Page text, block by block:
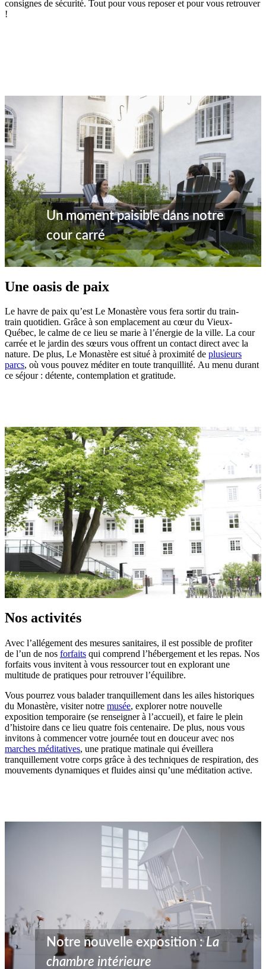
consignes de sécurité. Tout pour vous reposer et pour vous retrouver
!
Un moment paisible dans notre
cour carré
Une oasis de paix
Le havre de paix qu’est Le Monastère vous fera sortir du train-
train quotidien. Grâce à son emplacement au cœur du Vieux-
Québec, le calme de ce lieu se marie à l’énergie de la ville. La cour
carrée et le jardin des sœurs vous offrent un contact direct avec la
nature. De plus, Le Monastère est situé à proximité de plusieurs
parcs, où vous pouvez méditer en toute tranquillité. Au menu durant
ce séjour : détente, contemplation et gratitude.
Nos activités
Avec l’allégement des mesures sanitaires, il est possible de profiter
de l’un de nos forfaits qui comprend l’hébergement et les repas. Nos
forfaits vous invitent à vous ressourcer tout en explorant une
multitude de pratiques pour retrouver l’équilibre.
Vous pourrez vous balader tranquillement dans les ailes historiques
du Monastère, visiter notre musée, explorer notre nouvelle
exposition temporaire (se renseigner à l’accueil) et faire le plein
d’histoire dans ce lieu quatre fois centenaire. De plus, nous vous
invitons à commencer votre journée tout en douceur avec nos
marches méditatives, une pratique matinale qui éveillera
tranquillement votre corps grâce à des techniques de respiration, des
mouvements dynamiques et fluides ainsi qu’une méditation active.
Notre nouvelle exposition :La
chambre intérieure